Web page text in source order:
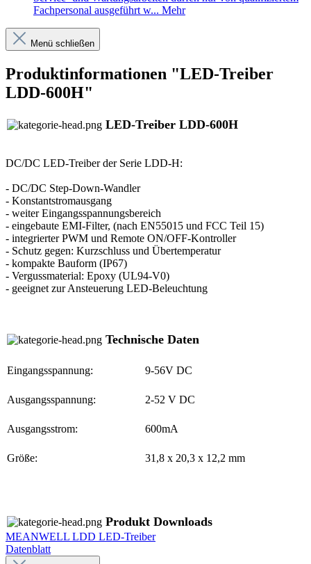
Fachpersonal ausgeführt w... Mehr
Menü schließen
Produktinformationen "LED-Treiber
LDD-600H"
LED-Treiber LDD-600H
DC/DC LED-Treiber der Serie LDD-H:
- DC/DC Step-Down-Wandler
- Konstantstromausgang
- weiter Eingangsspannungsbereich
- eingebaute EMI-Filter, (nach EN55015 und FCC Teil 15)
- integrierter PWM und Remote ON/OFF-Kontroller
- Schutz gegen: Kurzschluss und Übertemperatur
- kompakte Bauform (IP67)
- Vergussmaterial: Epoxy (UL94-V0)
- geeignet zur Ansteuerung LED-Beleuchtung
Technische Daten
Eingangsspannung: 9-56V DC
Ausgangsspannung: 2-52 V DC
Ausgangsstrom: 600mA
Größe: 31,8 x 20,3 x 12,2 mm
Produkt Downloads
MEANWELL LDD LED-Treiber
Datenblatt